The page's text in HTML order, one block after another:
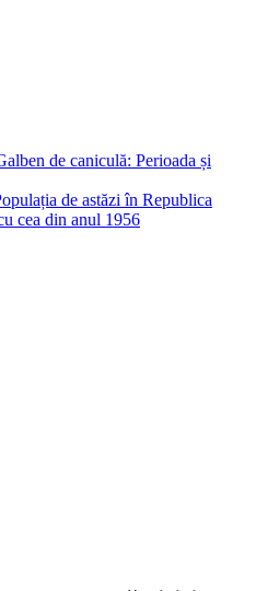
de caniculă: Perioada și
de astăzi în Republica
cea din anul 1956